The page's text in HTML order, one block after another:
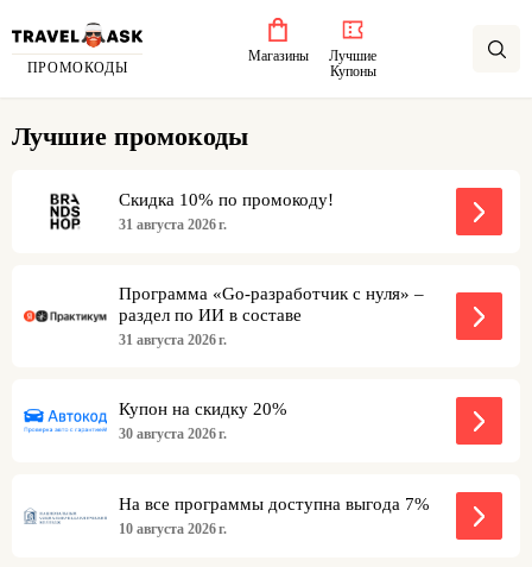
ПРОМОКОДЫ
Магазины
Лучшие
Купоны
Лучшие промокоды
Скидка 10% по промокоду!
31 августа 2026 г.
Программа «Go-разработчик с нуля» –
раздел по ИИ в составе
31 августа 2026 г.
Купон на скидку 20%
30 августа 2026 г.
На все программы доступна выгода 7%
10 августа 2026 г.